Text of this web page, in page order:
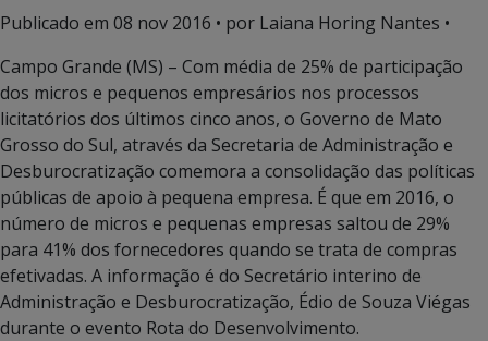
Publicado em 08 nov 2016 • por Laiana Horing Nantes •
Campo Grande (MS) – Com média de 25% de participação
dos micros e pequenos empresários nos processos
licitatórios dos últimos cinco anos, o Governo de Mato
Grosso do Sul, através da Secretaria de Administração e
Desburocratização comemora a consolidação das políticas
públicas de apoio à pequena empresa. É que em 2016, o
número de micros e pequenas empresas saltou de 29%
para 41% dos fornecedores quando se trata de compras
efetivadas. A informação é do Secretário interino de
Administração e Desburocratização, Édio de Souza Viégas
durante o evento Rota do Desenvolvimento.